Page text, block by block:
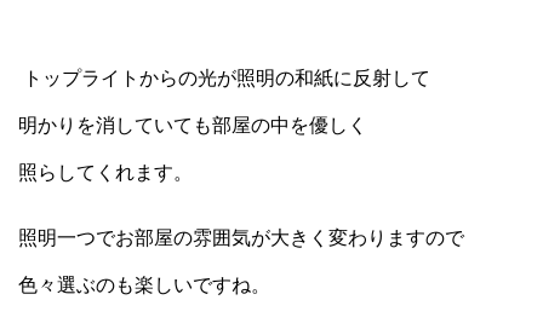
トップライトからの光が照明の和紙に反射して
明かりを消していても部屋の中を優しく
照らしてくれます。
照明一つでお部屋の雰囲気が大きく変わりますので
色々選ぶのも楽しいですね。